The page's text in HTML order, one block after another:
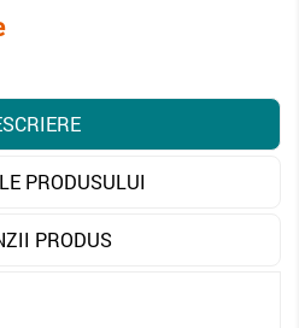
PRODUSULUI
PRODUS